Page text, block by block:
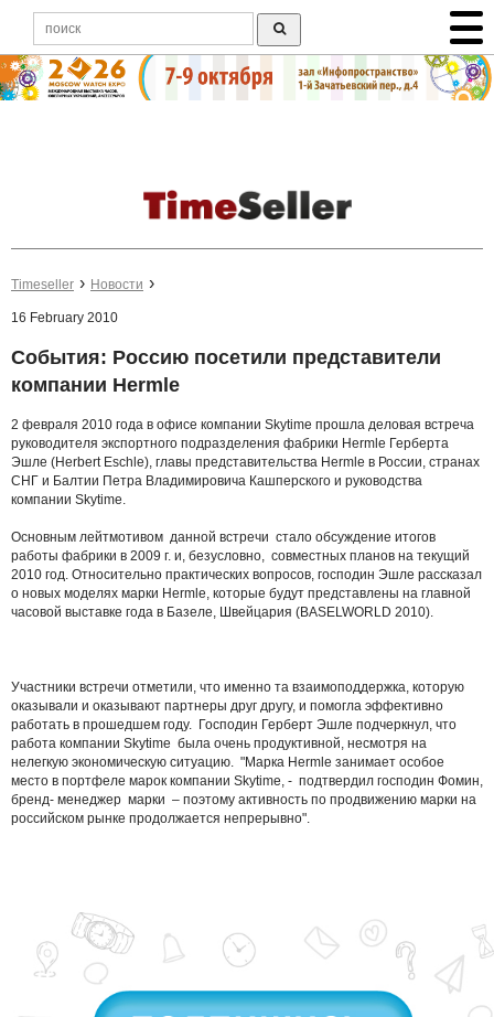
Timeseller Новости
16 February 2010
События: Россию посетили представители
компании Hermle
2 февраля 2010 года в офисе компании Skytime прошла деловая встреча
руководителя экспортного подразделения фабрики Hermle Герберта
Эшле (Herbert Eschle), главы представительства Hermle в России, странах
СНГ и Балтии Петра Владимировича Кашперского и руководства
компании Skytime.
Основным лейтмотивом данной встречи стало обсуждение итогов
работы фабрики в 2009 г. и, безусловно, совместных планов на текущий
2010 год. Относительно практических вопросов, господин Эшле рассказал
о новых моделях марки Hermle, которые будут представлены на главной
часовой выставке года в Базеле, Швейцария (BASELWORLD 2010).
Участники встречи отметили, что именно та взаимоподдержка, которую
оказывали и оказывают партнеры друг другу, и помогла эффективно
работать в прошедшем году. Господин Герберт Эшле подчеркнул, что
работа компании Skytime была очень продуктивной, несмотря на
нелегкую экономическую ситуацию. "Марка Hermle занимает особое
место в портфеле марок компании Skytime, - подтвердил господин Фомин,
бренд- менеджер марки – поэтому активность по продвижению марки на
российском рынке продолжается непрерывно".